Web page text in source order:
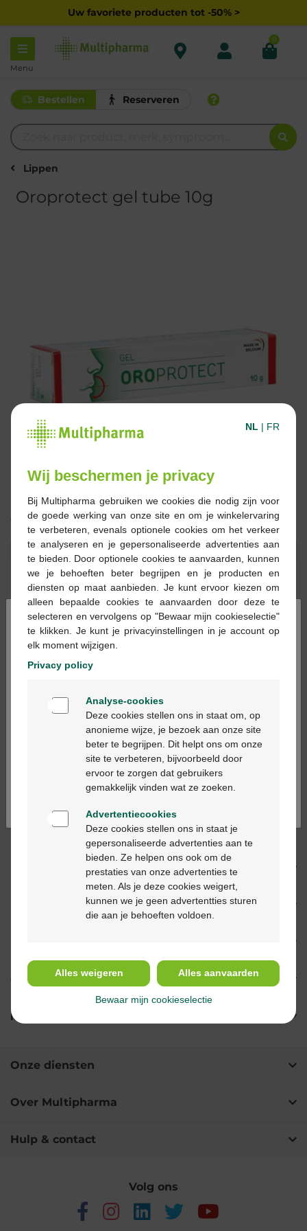
Uw favoriete producten tot -50% >
Menu
0
Bestellen Reserveren
Lippen
Oroprotect gel tube 10g
€ 14,33
Bestellen Reserveren
Op voorraad online
- + In winkelmandje
Max. aantal = 12
werkdagen geleverd
levering in je Multipharma apotheek
levering thuis vanaf €55
betalen
Klantendienstvia chat ofcontactformulier
Productbeschrijving
Eigenschappen
Gebruik
Ingrediënten
Onze diensten
Over Multipharma
Hulp & contact
Volg ons
×
Bienvenue
Ga verder in het nederlands
Continuez en français
NL | FR
Wij beschermen je privacy
Bij Multipharma gebruiken we cookies die nodig zijn voor
de goede werking van onze site en om je winkelervaring
te verbeteren, evenals optionele cookies om het verkeer
te analyseren en je gepersonaliseerde advertenties aan
te bieden. Door optionele cookies te aanvaarden, kunnen
we je behoeften beter begrijpen en je producten en
diensten op maat aanbieden. Je kunt ervoor kiezen om
alleen bepaalde cookies te aanvaarden door deze te
selecteren en vervolgens op "Bewaar mijn cookieselectie"
te klikken. Je kunt je privacyinstellingen in je account op
elk moment wijzigen.
Privacy policy
Analyse-cookies
Deze cookies stellen ons in staat om, op
anonieme wijze, je bezoek aan onze site
beter te begrijpen. Dit helpt ons om onze
site te verbeteren, bijvoorbeeld door
ervoor te zorgen dat gebruikers
gemakkelijk vinden wat ze zoeken.
Advertentiecookies
Deze cookies stellen ons in staat je
gepersonaliseerde advertenties aan te
bieden. Ze helpen ons ook om de
prestaties van onze advertenties te
meten. Als je deze cookies weigert,
kunnen we je geen advertentties sturen
die aan je behoeften voldoen.
Alles weigeren Alles aanvaarden
Bewaar mijn cookieselectie